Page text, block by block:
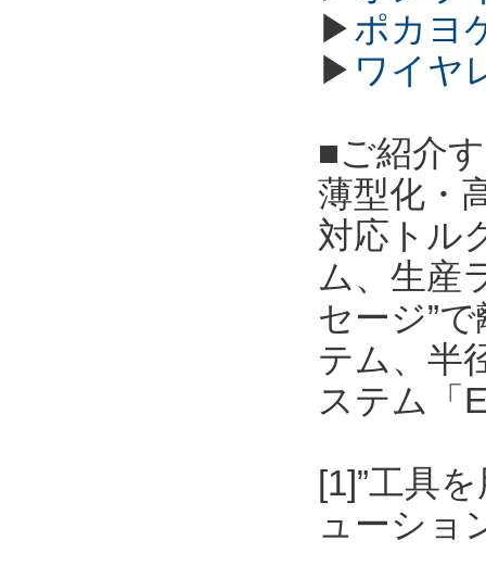
▶ポカヨ
▶ ワイヤ
■ご紹介
薄型化・
対応トル
ム、生産
セージ”
テム、半
ステム「
[1]”工具
ューショ